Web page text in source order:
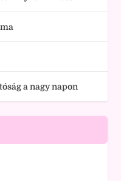
a nagy napon